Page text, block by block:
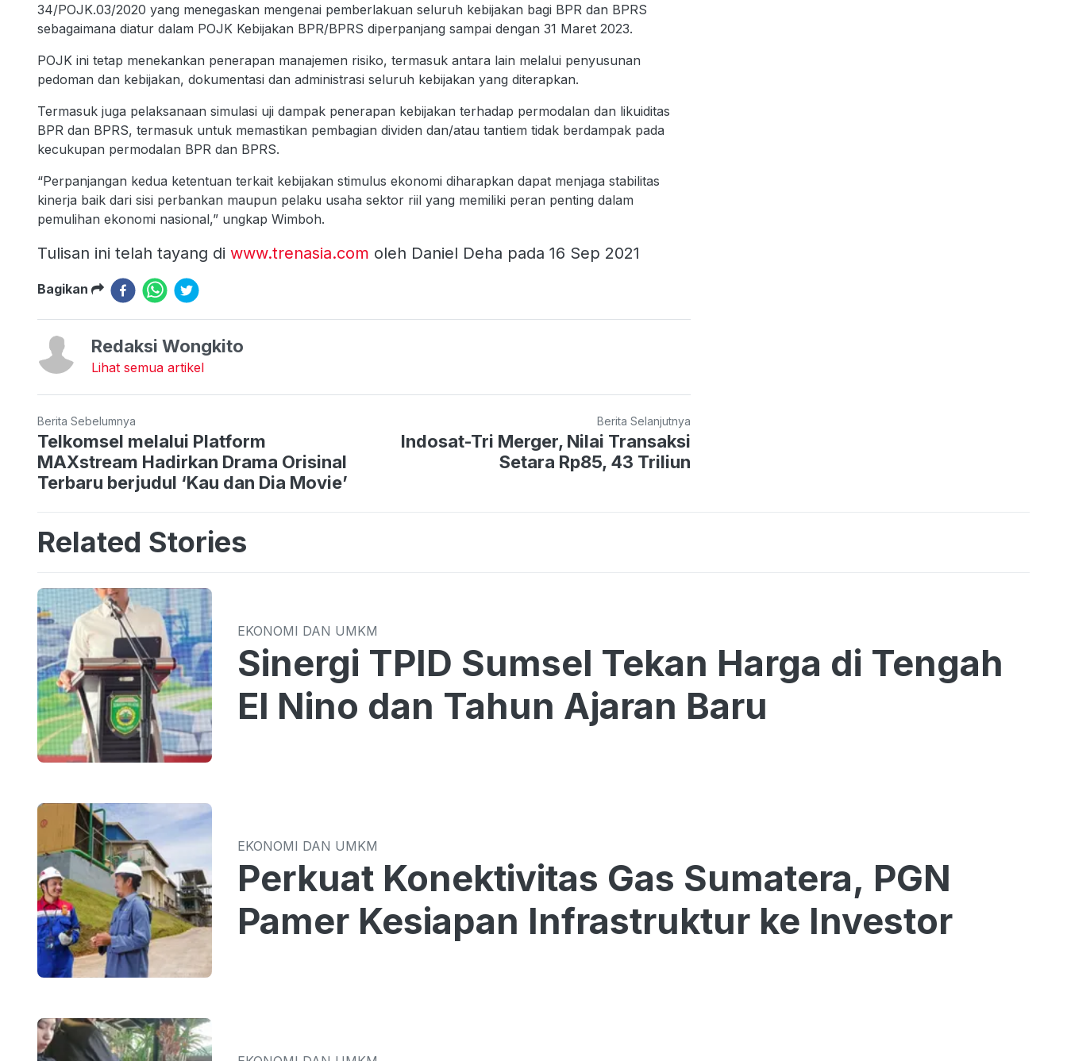
34/POJK.03/2020 yang menegaskan mengenai pemberlakuan seluruh kebijakan bagi BPR dan BPRS
sebagaimana diatur dalam POJK Kebijakan BPR/BPRS diperpanjang sampai dengan 31 Maret 2023.
POJK ini tetap menekankan penerapan manajemen risiko, termasuk antara lain melalui penyusunan
pedoman dan kebijakan, dokumentasi dan administrasi seluruh kebijakan yang diterapkan.
Termasuk juga pelaksanaan simulasi uji dampak penerapan kebijakan terhadap permodalan dan likuiditas
BPR dan BPRS, termasuk untuk memastikan pembagian dividen dan/atau tantiem tidak berdampak pada
kecukupan permodalan BPR dan BPRS.
“Perpanjangan kedua ketentuan terkait kebijakan stimulus ekonomi diharapkan dapat menjaga stabilitas
kinerja baik dari sisi perbankan maupun pelaku usaha sektor riil yang memiliki peran penting dalam
pemulihan ekonomi nasional,” ungkap Wimboh.
Tulisan ini telah tayang di www.trenasia.com oleh Daniel Deha pada 16 Sep 2021
Bagikan
Redaksi Wongkito
Lihat semua artikel
Berita Sebelumnya
Telkomsel melalui Platform
MAXstream Hadirkan Drama Orisinal
Terbaru berjudul ‘Kau dan Dia Movie’
Berita Selanjutnya
Indosat-Tri Merger, Nilai Transaksi
Setara Rp85, 43 Triliun
Related Stories
EKONOMI DAN UMKM
Sinergi TPID Sumsel Tekan Harga di Tengah
El Nino dan Tahun Ajaran Baru
EKONOMI DAN UMKM
Perkuat Konektivitas Gas Sumatera, PGN
Pamer Kesiapan Infrastruktur ke Investor